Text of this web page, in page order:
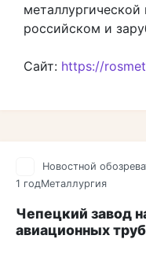
российском и
Сайт: https://
Новостной
1 годМеталлургия
Чепецкий завод
авиационных